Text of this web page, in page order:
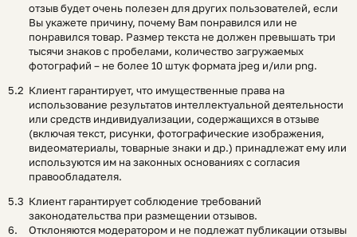
отзыв будет очень полезен для других пользователей, если
Вы укажете причину, почему Вам понравился или не
понравился товар. Размер текста не должен превышать три
тысячи знаков с пробелами, количество загружаемых
фотографий – не более 10 штук формата jpeg и/или png.
Клиент гарантирует, что имущественные права на
использование результатов интеллектуальной деятельности
или средств индивидуализации, содержащихся в отзыве
(включая текст, рисунки, фотографические изображения,
видеоматериалы, товарные знаки и др.) принадлежат ему или
используются им на законных основаниях с согласия
правообладателя.
Клиент гарантирует соблюдение требований
законодательства при размещении отзывов.
Отклоняются модератором и не подлежат публикации отзывы